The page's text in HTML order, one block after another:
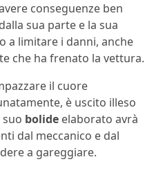
conseguenze ben
sua parte e la sua
a limitare i danni, anche
che ha frenato la vettura.
il cuore
è uscito illeso
suo bolide elaborato avrà
dal meccanico e dal
a gareggiare.